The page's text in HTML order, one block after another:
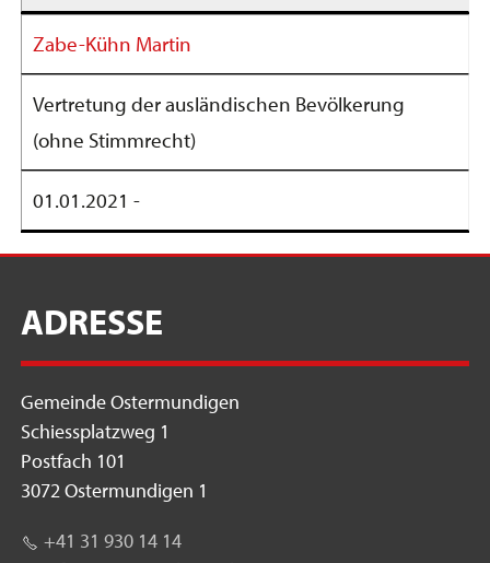
Zabe-Kühn Martin
Vertretung der ausländischen Bevölkerung
(ohne Stimmrecht)
01.01.2021 -
ADRESSE
Gemeinde Ostermundigen
Schiessplatzweg 1
Postfach 101
3072 Ostermundigen 1
+41 31 930 14 14